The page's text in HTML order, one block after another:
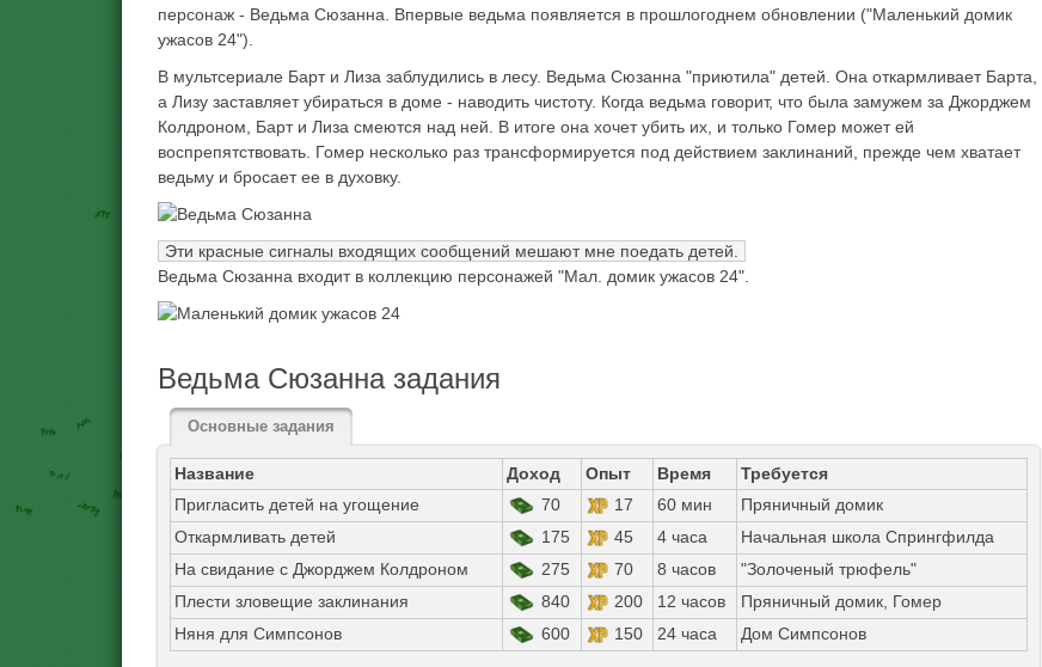
персонаж - Ведьма Сюзанна. Впервые ведьма появляется в прошлогоднем обновлении ("Маленький домик
ужасов 24").
В мультсериале Барт и Лиза заблудились в лесу. Ведьма Сюзанна "приютила" детей. Она откармливает Барта,
а Лизу заставляет убираться в доме - наводить чистоту. Когда ведьма говорит, что была замужем за Джорджем
Колдроном, Барт и Лиза смеются над ней. В итоге она хочет убить их, и только Гомер может ей
воспрепятствовать. Гомер несколько раз трансформируется под действием заклинаний, прежде чем хватает
ведьму и бросает ее в духовку.
Эти красные сигналы входящих сообщений мешают мне поедать детей.
Ведьма Сюзанна входит в коллекцию персонажей "Мал. домик ужасов 24".
Ведьма Сюзанна задания
Основные задания
Название Доход Опыт Время
Требуется
Пригласить детей на угощение
70 17 60 мин
Пряничный домик
Откармливать детей
175 45 4 часа
Начальная школа Спрингфилда
На свидание с Джорджем Колдроном
275 70 8 часов
"Золоченый трюфель"
Плести зловещие заклинания
840 200 12 часов
Пряничный домик, Гомер
Няня для Симпсонов
600 150 24 часа Дом Симпсонов